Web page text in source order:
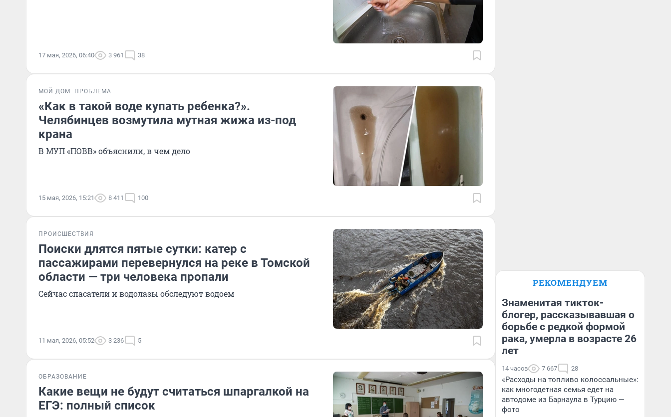
17 мая, 2026, 06:40 3 961 38
МОЙ ДОМ ПРОБЛЕМА
«Как в такой воде купать ребенка?».
Челябинцев возмутила мутная жижа из-под
крана
В МУП «ПОВВ» объяснили, в чем дело
15 мая, 2026, 15:21 8 411 100
ПРОИСШЕСТВИЯ
Поиски длятся пятые сутки: катер с
пассажирами перевернулся на реке в Томской
области — три человека пропали
Сейчас спасатели и водолазы обследуют водоем
11 мая, 2026, 05:52 3 236 5
ОБРАЗОВАНИЕ
Какие вещи не будут считаться шпаргалкой на
ЕГЭ: полный список
РЕКОМЕНДУЕМ
Знаменитая тикток-
блогер, рассказывавшая о
борьбе с редкой формой
рака, умерла в возрасте 26
лет
14 часов 7 667 28
«Расходы на топливо колоссальные»:
как многодетная семья едет на
автодоме из Барнаула в Турцию —
фото